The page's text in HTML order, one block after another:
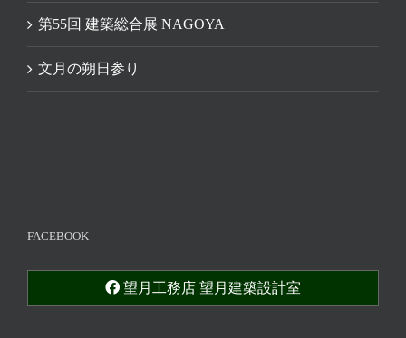
第55回 建築総合展 NAGOYA
文月の朔日参り
FACEBOOK
望月工務店 望月建築設計室